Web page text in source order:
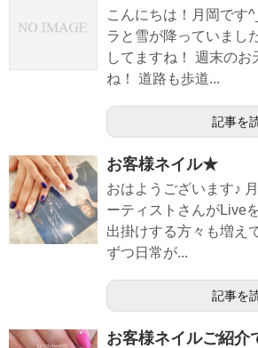
こんにちは！月岡です
ラと雪が降っていまし
してますね！ 週末のお
ね！ 道路も歩道...
記事を
お客様ネイル★
おはようございます♪
ーティストさんがLive
出掛けする方々も増え
ずつ日常が...
記事を
お客様ネイルご紹